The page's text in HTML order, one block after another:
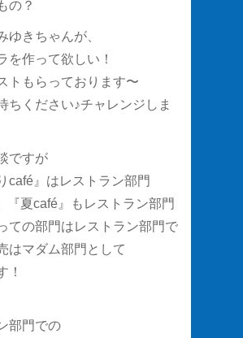
の？
ゆきちゃんが、
を作って欲しい！
トもらっております〜
ちください♪チャレンジしま
ですが
café』はレストラン部門
『夏café』もレストラン部門
ての部門はレストラン部門で
はマダム部門として
！
部門での